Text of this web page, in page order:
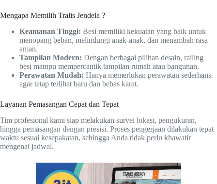
Mengapa Memilih Tralis Jendela ?
Keamanan Tinggi: Besi memiliki kekuatan yang baik untuk
menopang beban, melindungi anak-anak, dan menambah rasa
aman.
Tampilan Modern: Dengan berbagai pilihan desain, railing
besi mampu mempercantik tampilan rumah atau bangunan.
Perawatan Mudah: Hanya memerlukan perawatan sederhana
agar tetap terlihat baru dan bebas karat.
Layanan Pemasangan Cepat dan Tepat
Tim profesional kami siap melakukan survei lokasi, pengukuran,
hingga pemasangan dengan presisi. Proses pengerjaan dilakukan tepat
waktu sesuai kesepakatan, sehingga Anda tidak perlu khawatir
mengenai jadwal.